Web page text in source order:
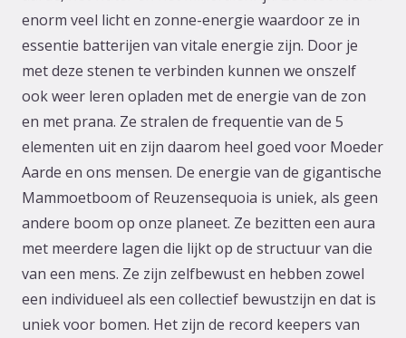
enorm veel licht en zonne-energie waardoor ze in
essentie batterijen van vitale energie zijn. Door je
met deze stenen te verbinden kunnen we onszelf
ook weer leren opladen met de energie van de zon
en met prana. Ze stralen de frequentie van de 5
elementen uit en zijn daarom heel goed voor Moeder
Aarde en ons mensen. De energie van de gigantische
Mammoetboom of Reuzensequoia is uniek, als geen
andere boom op onze planeet. Ze bezitten een aura
met meerdere lagen die lijkt op de structuur van die
van een mens. Ze zijn zelfbewust en hebben zowel
een individueel als een collectief bewustzijn en dat is
uniek voor bomen. Het zijn de record keepers van